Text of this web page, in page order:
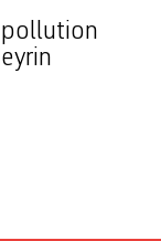
pollution